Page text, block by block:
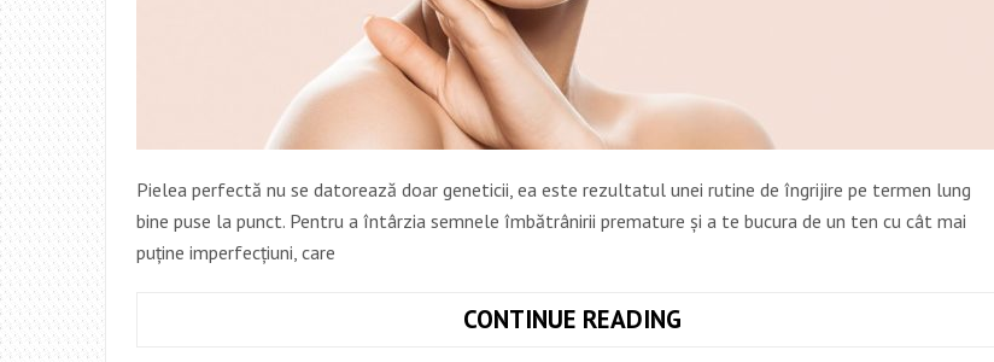
Pielea perfectă nu se datorează doar geneticii, ea este rezultatul unei rutine de îngrijire pe termen lung
bine puse la punct. Pentru a întârzia semnele îmbătrânirii premature și a te bucura de un ten cu cât mai
puține imperfecțiuni, care
CONTINUE READINGSECRETUL